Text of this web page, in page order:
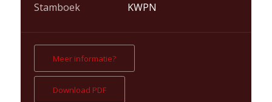
Stamboek
KWPN
Meer informatie?
Download PDF